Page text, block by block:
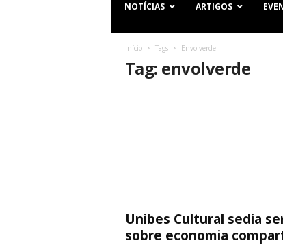
NOTÍCIAS ARTIGOS
Início Tags Envolverde
Tag: envolverde
Unibes Cultural sedia
sobre economia